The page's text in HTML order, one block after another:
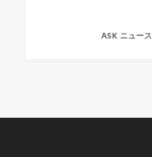
ASK ニュース